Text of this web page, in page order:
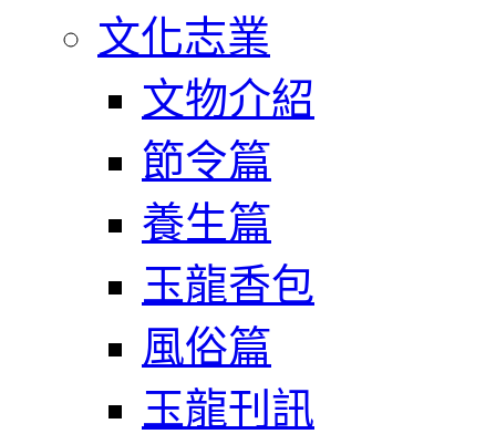
文化志業
文物介紹
節令篇
養生篇
玉龍香包
風俗篇
玉龍刊訊